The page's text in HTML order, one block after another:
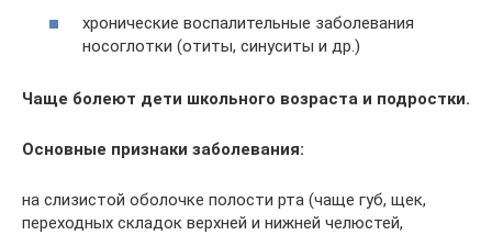
хронические воспалительные заболевания
носоглотки (отиты, синуситы и др.)
Чаще болеют дети школьного возраста и подростки.
Основные признаки заболевания:
на слизистой оболочке полости рта (чаще губ, щек,
переходных складок верхней и нижней челюстей,